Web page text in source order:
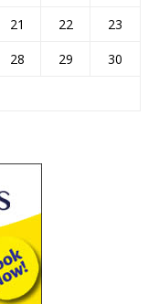
21 22
23
28 29
30